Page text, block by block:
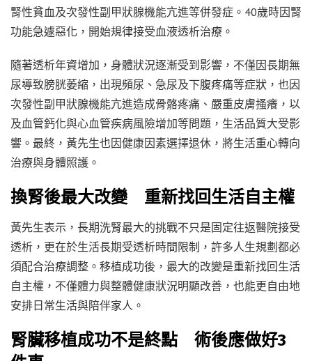
腎性貧血及次發性副甲狀腺機能亢進等併發症。40歲時因腎
功能急遽惡化，開始規律接受血液透析治療。
隨著透析年資增加，身體狀況逐漸受到影響，不僅因長期無
尿導致膀胱萎縮，出現頻尿、急尿及下腹疼痛等症狀，也因
次發性副甲狀腺機能亢進造成骨骼疼痛、嚴重皮膚搔癢，以
及血管鈣化與心血管疾病風險增加等問題，生活品質大受影
響。最終，黃先生也因健康因素選擇退休，將生活重心轉向
治療與身體照護。
換腎後最大改變 重新找回生活自主權
黃先生表示，長期洗腎最大的挑戰不只是固定往返醫院接受
透析，更在於生活長期受透析時間限制，許多人生規劃都必
須配合治療調整。移植成功後，最大的改變是重新找回生活
自主權，不僅體力與整體健康狀況明顯改善，也能更自由地
安排日常生活與陪伴家人。
腎臟移植成功不是終點 術後應做好3